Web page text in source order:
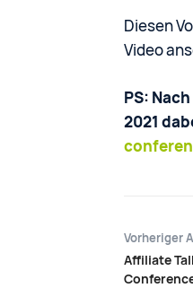
Diesen
Video
PS:
2021
Vorheriger
Affiliate